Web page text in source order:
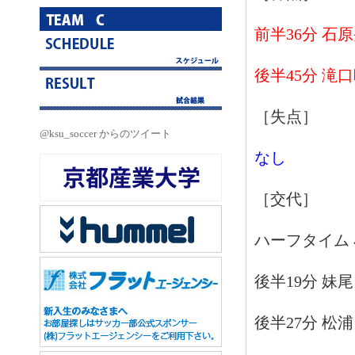
@ksu_soccer からのツイート
前半36分 石
後半45分 滝
［失点］
なし
［交代］
ハーフタイ
後半19分 妹
後半27分 松